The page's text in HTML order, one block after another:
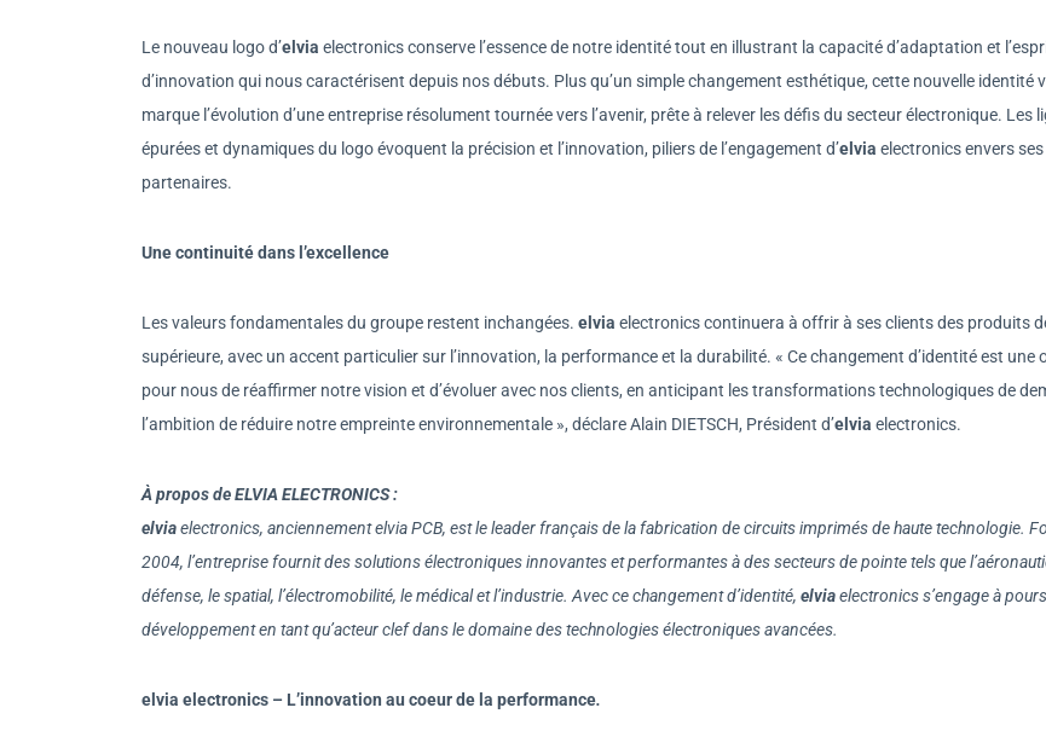
Le nouveau logo d’elvia electronics conserve l’essence de notre identité tout en illustrant la capacité d’adaptation et
d’innovation qui nous caractérisent depuis nos débuts. Plus qu’un simple changement esthétique, cette nouvelle identité
marque l’évolution d’une entreprise résolument tournée vers l’avenir, prête à relever les défis du secteur électronique. Les
épurées et dynamiques du logo évoquent la précision et l’innovation, piliers de l’engagement d’elvia electronics envers
partenaires.
Une continuité dans l’excellence
Les valeurs fondamentales du groupe restent inchangées. elvia electronics continuera à offrir à ses clients des produits
supérieure, avec un accent particulier sur l’innovation, la performance et la durabilité. « Ce changement d’identité est une
pour nous de réaffirmer notre vision et d’évoluer avec nos clients, en anticipant les transformations technologiques de
l’ambition de réduire notre empreinte environnementale », déclare Alain DIETSCH, Président d’elvia electronics.
À propos de ELVIA ELECTRONICS :
elviaelectronics, anciennement elvia PCB, est le leader français de la fabrication de circuits imprimés de haute technologie.
2004, l’entreprise fournit des solutions électroniques innovantes et performantes à des secteurs de pointe tels que
défense, le spatial, l’électromobilité, le médical et l’industrie. Avec ce changement d’identité, elviaelectronics s’engage à
développement en tant qu’acteur clef dans le domaine des technologies électroniques avancées.
elvia electronics – L’innovation au coeur de la performance.